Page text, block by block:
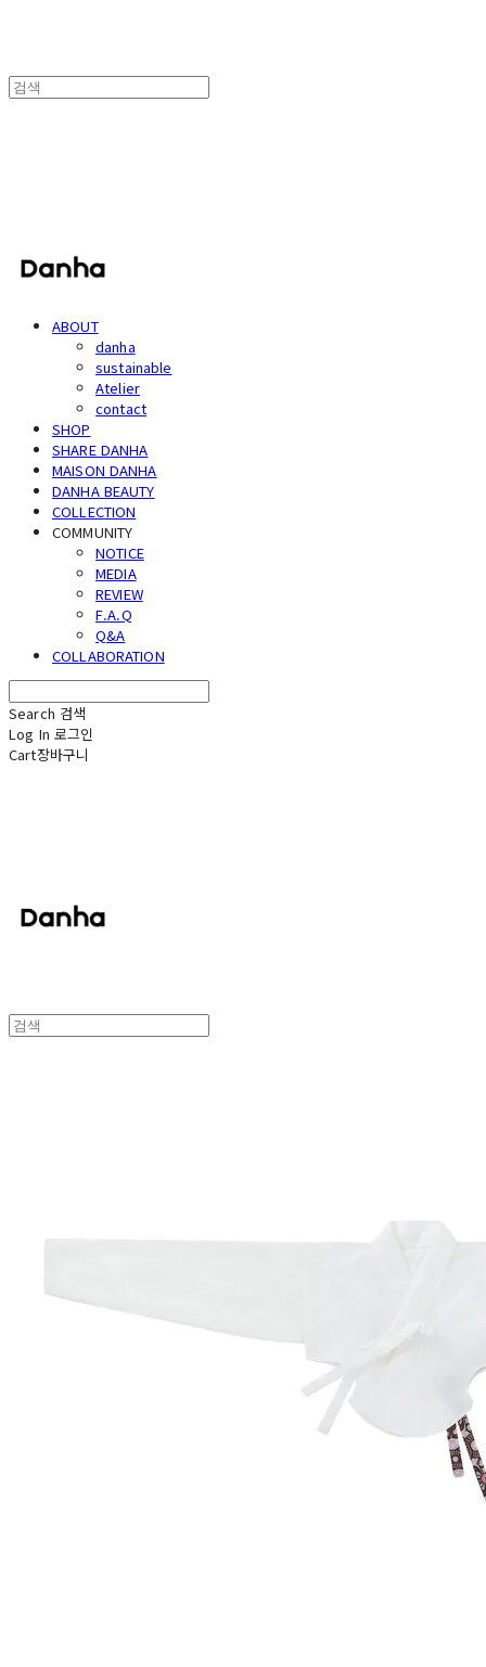
ABOUT
danha
sustainable
Atelier
contact
SHOP
SHARE DANHA
MAISON DANHA
DANHA BEAUTY
COLLECTION
COMMUNITY
NOTICE
MEDIA
REVIEW
F.A.Q
Q&A
COLLABORATION
Search 검색
Log In 로그인
Cart장바구니